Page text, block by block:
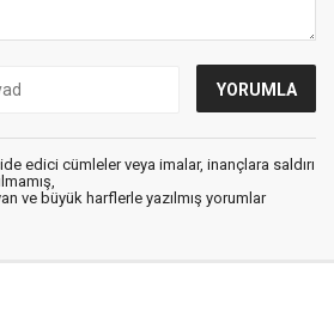
edici cümleler veya imalar, inançlara saldırı
ve büyük harflerle yazılmış yorumlar